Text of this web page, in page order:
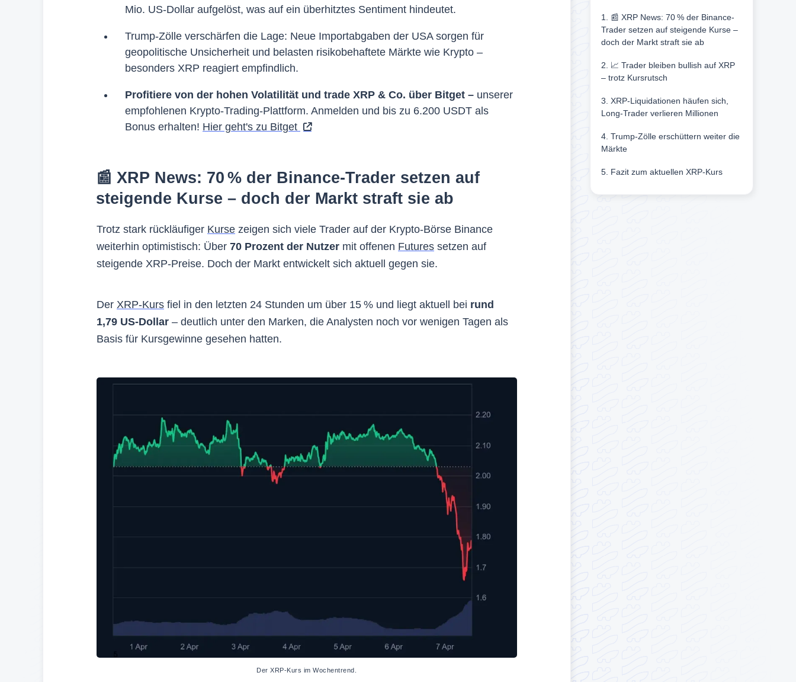
Mio. US-Dollar aufgelöst, was auf ein überhitztes Sentiment hindeutet.
Trump-Zölle verschärfen die Lage: Neue Importabgaben der USA sorgen für
geopolitische Unsicherheit und belasten risikobehaftete Märkte wie Krypto –
besonders XRP reagiert empfindlich.
Profitiere von der hohen Volatilität und trade XRP & Co. über Bitget – unserer
empfohlenen Krypto-Trading-Plattform. Anmelden und bis zu 6.200 USDT als
Bonus erhalten! Hier geht's zu Bitget
📰 XRP News: 70 % der Binance-Trader setzen auf
steigende Kurse – doch der Markt straft sie ab
Trotz stark rückläufiger Kurse zeigen sich viele Trader auf der Krypto-Börse Binance
weiterhin optimistisch: Über 70 Prozent der Nutzer mit offenen Futures setzen auf
steigende XRP-Preise. Doch der Markt entwickelt sich aktuell gegen sie.
Der XRP-Kurs fiel in den letzten 24 Stunden um über 15 % und liegt aktuell bei rund
1,79 US-Dollar – deutlich unter den Marken, die Analysten noch vor wenigen Tagen als
Basis für Kursgewinne gesehen hatten.
Der XRP-Kurs im Wochentrend.
1. 📰 XRP News: 70 % der Binance-
Trader setzen auf steigende Kurse –
doch der Markt straft sie ab
2. 📈 Trader bleiben bullish auf XRP
– trotz Kursrutsch
3. XRP-Liquidationen häufen sich,
Long-Trader verlieren Millionen
4. Trump-Zölle erschüttern weiter die
Märkte
5. Fazit zum aktuellen XRP-Kurs